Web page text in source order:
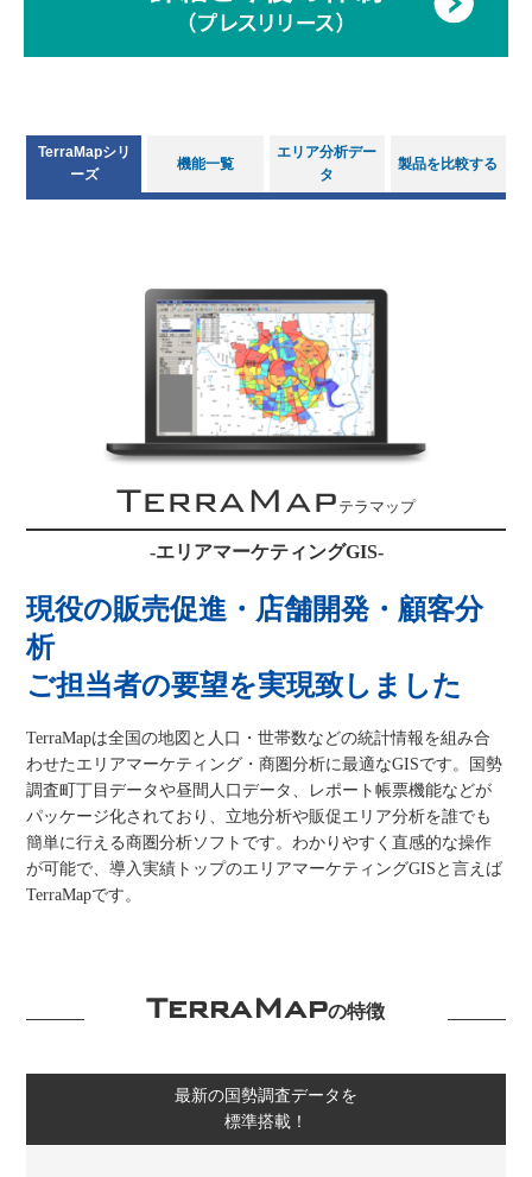
TerraMapシリ
ーズ
機能一覧
エリア分析デー
タ
製品を比較する
TerraMap テラマップ
-エリアマーケティングGIS-
現役の販売促進・店舗開発・顧客分
析
ご担当者の要望を実現致しました
TerraMapは全国の地図と人口・世帯数などの統計情報を組み合
わせたエリアマーケティング・商圏分析に最適なGISです。国勢
調査町丁目データや昼間人口データ、レポート帳票機能などが
パッケージ化されており、立地分析や販促エリア分析を誰でも
簡単に行える商圏分析ソフトです。わかりやすく直感的な操作
が可能で、導入実績トップのエリアマーケティングGISと言えば
TerraMapです。
TerraMapの特徴
最新の国勢調査データを
標準搭載！